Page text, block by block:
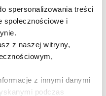
spersonalizowania treści
społecznościowe i
z naszej witryny,
z innymi danymi
podczas
stylizacjach.
od zegarka
nie tylko
automatyczny